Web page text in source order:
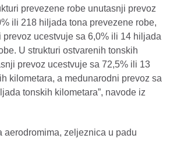
prevezene robe unutasnji prevoz
ili 218 hiljada tona prevezene robe,
prevoz ucestvuje sa 6,0% ili 14 hiljada
U strukturi ostvarenih tonskih
prevoz ucestvuje sa 72,5% ili 13
kilometara, a medunarodni prevoz sa
tonskih kilometara”, navode iz